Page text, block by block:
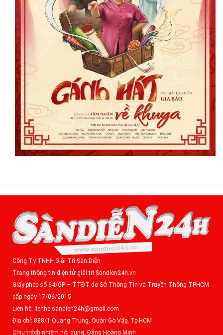
Công Ty TNHH Giải Trí Sàn Diễn
Trang thông tin điện tử giải trí Sandien24h.vn
Giấy phép số 64/GP – TTĐT do Sở Thông Tin và Truyền Thông TPHCM
cấp ngày 17/06/2015
Liên hệ: lienhe.sandien24h@gmail.com
Địa chỉ: 888/1 Quang Trung, Quận Gò Vấp, Tp.HCM
Chịu trách nhiệm nội dung: Đặng Hoàng Minh